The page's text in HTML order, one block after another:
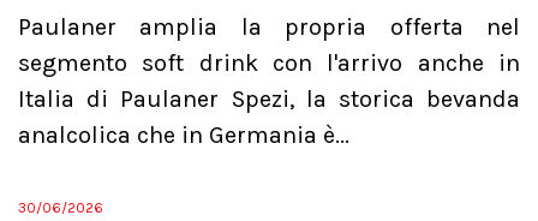
Paulaner amplia la propria offerta nel
segmento soft drink con l'arrivo anche in
Italia di Paulaner Spezi, la storica bevanda
analcolica che in Germania è...
30/06/2026